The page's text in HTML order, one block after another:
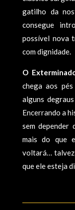
gatilho da
consegue
possível nova
com dignidade.
O
chega aos
alguns
Encerrando a
sem depender
mais do que
voltará…
que ele esteja